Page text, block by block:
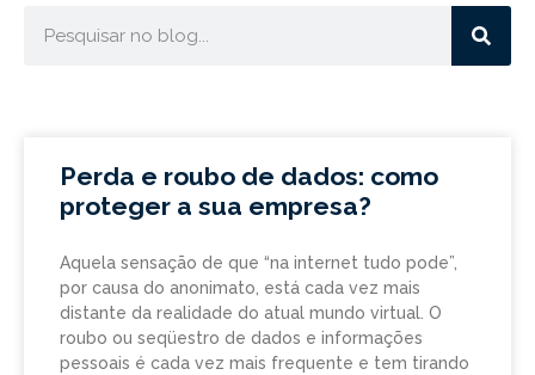
Perda e roubo de dados: como
proteger a sua empresa?
Aquela sensação de que “na internet tudo pode”,
por causa do anonimato, está cada vez mais
distante da realidade do atual mundo virtual. O
roubo ou seqüestro de dados e informações
pessoais é cada vez mais frequente e tem tirando